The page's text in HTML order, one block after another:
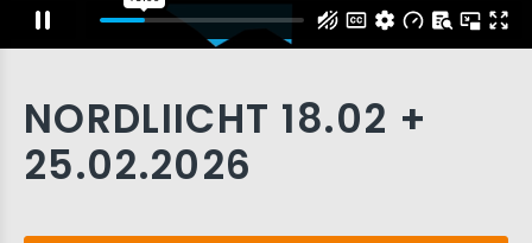
NORDLIICHT 18.02 +
25.02.2026